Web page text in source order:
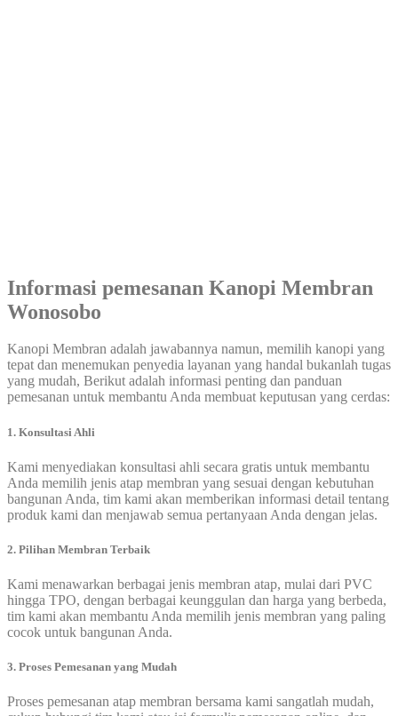
Informasi pemesanan Kanopi Membran
Wonosobo
Kanopi Membran adalah jawabannya namun, memilih kanopi yang
tepat dan menemukan penyedia layanan yang handal bukanlah tugas
yang mudah, Berikut adalah informasi penting dan panduan
pemesanan untuk membantu Anda membuat keputusan yang cerdas:
1. Konsultasi Ahli
Kami menyediakan konsultasi ahli secara gratis untuk membantu
Anda memilih jenis atap membran yang sesuai dengan kebutuhan
bangunan Anda, tim kami akan memberikan informasi detail tentang
produk kami dan menjawab semua pertanyaan Anda dengan jelas.
2. Pilihan Membran Terbaik
Kami menawarkan berbagai jenis membran atap, mulai dari PVC
hingga TPO, dengan berbagai keunggulan dan harga yang berbeda,
tim kami akan membantu Anda memilih jenis membran yang paling
cocok untuk bangunan Anda.
3. Proses Pemesanan yang Mudah
Proses pemesanan atap membran bersama kami sangatlah mudah,